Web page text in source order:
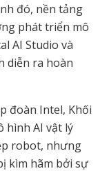
đó, nền tảng
phát triển mô
AI Studio và
diễn ra hoàn
đoàn Intel, Khối
hình AI vật lý
robot, nhưng
kìm hãm bởi sự